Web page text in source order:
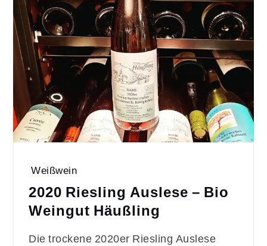
Weißwein
2020 Riesling Auslese – Bio
Weingut Häußling
Die trockene 2020er Riesling Auslese